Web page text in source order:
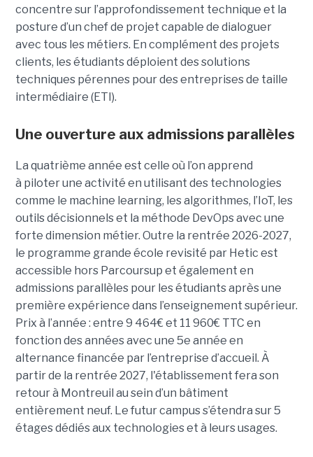
concentre sur l’approfondissement technique et la
posture d’un chef de projet capable de dialoguer
avec tous les métiers. En complément des projets
clients, les étudiants déploient des solutions
techniques pérennes pour des entreprises de taille
intermédiaire (ETI).
Une ouverture aux admissions parallèles
La quatrième année est celle où l’on apprend
à piloter une activité en utilisant des technologies
comme le machine learning, les algorithmes, l’IoT, les
outils décisionnels et la méthode DevOps avec une
forte dimension métier. Outre la rentrée 2026-2027,
le programme grande école revisité par Hetic est
accessible hors Parcoursup et également en
admissions parallèles pour les étudiants après une
première expérience dans l’enseignement supérieur.
Prix à l’année : entre 9 464€ et 11 960€ TTC en
fonction des années avec une 5e année en
alternance financée par l’entreprise d’accueil. À
partir de la rentrée 2027, l'établissement fera son
retour à Montreuil au sein d’un bâtiment
entièrement neuf. Le futur campus s’étendra sur 5
étages dédiés aux technologies et à leurs usages.